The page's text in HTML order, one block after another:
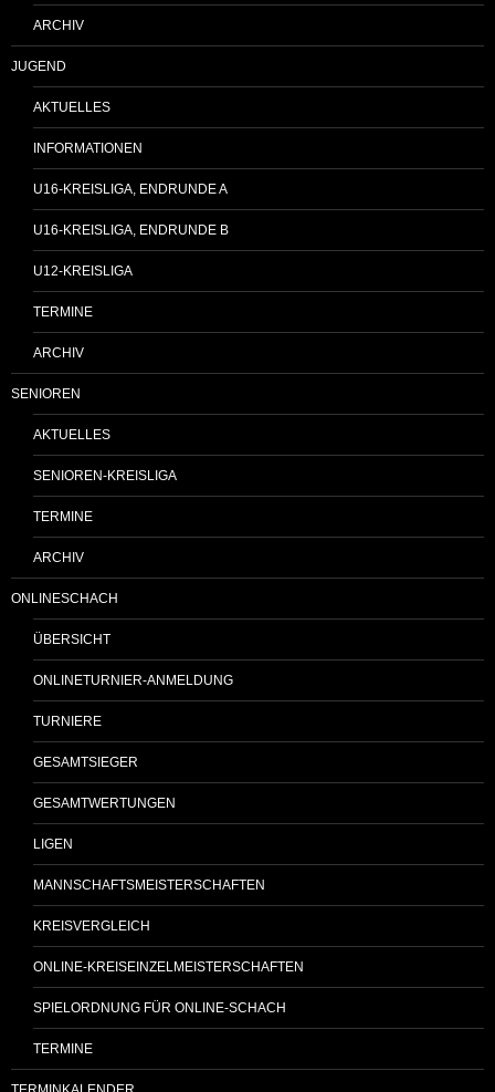
ARCHIV
JUGEND
AKTUELLES
INFORMATIONEN
U16-KREISLIGA, ENDRUNDE A
U16-KREISLIGA, ENDRUNDE B
U12-KREISLIGA
TERMINE
ARCHIV
SENIOREN
AKTUELLES
SENIOREN-KREISLIGA
TERMINE
ARCHIV
ONLINESCHACH
ÜBERSICHT
ONLINETURNIER-ANMELDUNG
TURNIERE
GESAMTSIEGER
GESAMTWERTUNGEN
LIGEN
MANNSCHAFTSMEISTERSCHAFTEN
KREISVERGLEICH
ONLINE-KREISEINZELMEISTERSCHAFTEN
SPIELORDNUNG FÜR ONLINE-SCHACH
TERMINE